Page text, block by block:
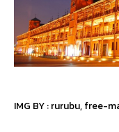
IMG BY :rurubu,free-